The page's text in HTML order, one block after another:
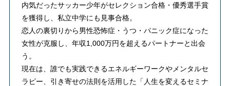
内気だったサッカー少年がセレクション合格・優秀選手賞
を獲得し、私立中学にも見事合格。
恋人の裏切りから男性恐怖症・うつ・パニック症になった
女性が克服し、年収1,000万円を超えるパートナーと出会
う。
現在は、誰でも実践できるエネルギーワークやメンタルセ
ラピー、引き寄せの法則を活用した「人生を変えるセミナ